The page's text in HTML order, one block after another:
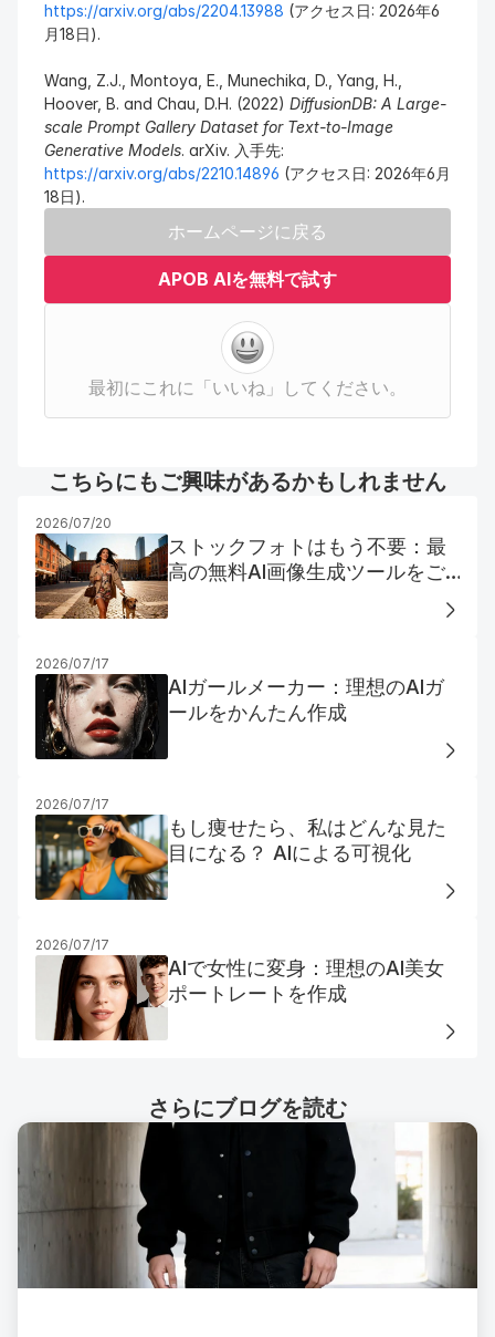
https://arxiv.org/abs/2204.13988 (アクセス日: 2026年6
月18日).
Wang, Z.J., Montoya, E., Munechika, D., Yang, H.,
Hoover, B. and Chau, D.H. (2022) DiffusionDB: A Large-
scale Prompt Gallery Dataset for Text-to-Image
Generative Models
https://arxiv.org/abs/2210.14896 (アクセス日: 2026年6月
18日).
ホームページに戻る
APOB AIを無料で試す
最初にこれに「いいね」してください。
こちらにもご興味があるかもしれません
2026/07/20
ストックフォトはもう不要：最
高の無料AI画像生成ツールをご
2026/07/17
AIガールメーカー：理想のAIガ
ールをかんたん作成
2026/07/17
もし痩せたら、私はどんな見た
目になる？ AIによる可視化
2026/07/17
AIで女性に変身：理想のAI美女
ポートレートを作成
さらにブログを読む